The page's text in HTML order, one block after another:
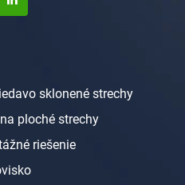
sklonené strechy
ploché strechy
riešenie